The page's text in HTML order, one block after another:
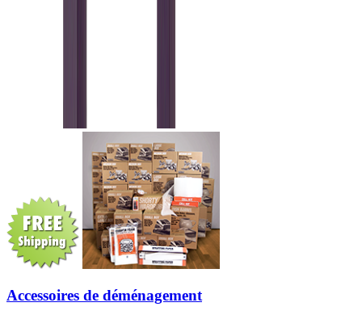
Accessoires de déménagement